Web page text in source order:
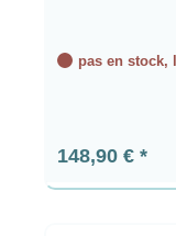
pas en stock,
Prix régulier :
148,90 €